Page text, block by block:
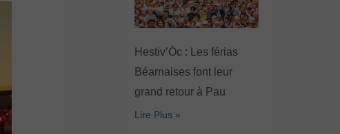
Hestiv’Òc : Les férias
Béarnaises font leur
grand retour à Pau
Lire Plus »